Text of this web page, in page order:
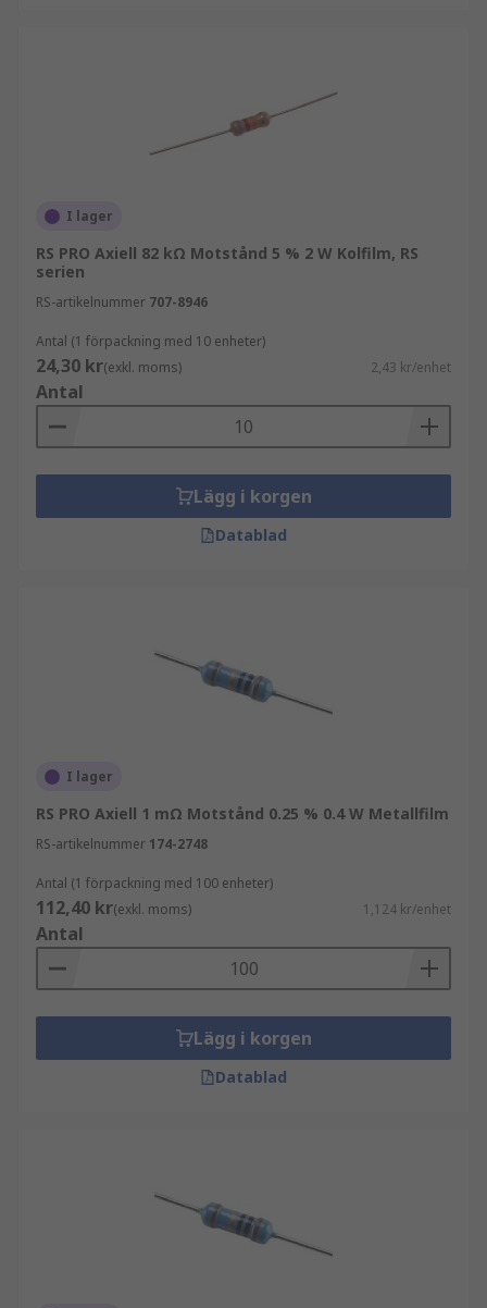
lindade runt kärnor gjorda av keramik, plast
eller glasfiber, vilket ger dem högre
effektklassningar.
I lager
RS PRO Axiell 82 kΩ Motstånd 5 % 2 W Kolfilm, RS
serien
RS-artikelnummer 707-8946
Antal (1 förpackning med 10 enheter)
24,30 kr(exkl. moms) 2,43 kr/enhet
Antal
Lägg i korgen
Datablad
I lager
RS PRO Axiell 1 mΩ Motstånd 0.25 % 0.4 W Metallfilm
RS-artikelnummer 174-2748
Antal (1 förpackning med 100 enheter)
112,40 kr(exkl. moms) 1,124 kr/enhet
Antal
Lägg i korgen
Datablad